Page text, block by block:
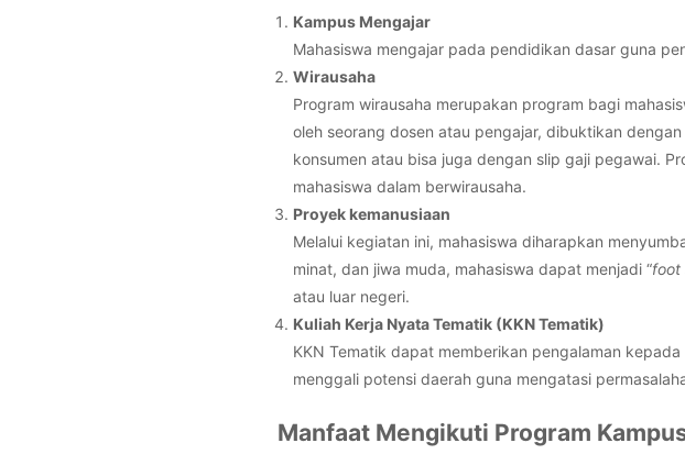
Kampus Mengajar
Mahasiswa mengajar pada pendidikan dasar guna
Wirausaha
Program wirausaha merupakan program bagi
oleh seorang dosen atau pengajar, dibuktikan
konsumen atau bisa juga dengan slip gaji pegawai.
mahasiswa dalam berwirausaha.
Proyek kemanusiaan
Melalui kegiatan ini, mahasiswa diharapkan
minat, dan jiwa muda, mahasiswa dapat menjadi “foot
atau luar negeri.
Kuliah Kerja Nyata Tematik (KKN Tematik)
KKN Tematik dapat memberikan pengalaman
menggali potensi daerah guna mengatasi
Manfaat Mengikuti Program